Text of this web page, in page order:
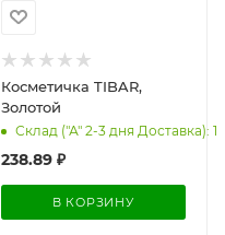
Косметичка TIBAR,
Золотой
Склад ("А" 2-3 дня Доставка): 1
238.89₽
В КОРЗИНУ